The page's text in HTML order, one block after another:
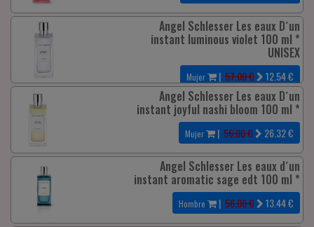
Angel Schlesser Les eaux D´un
instant luminous violet 100 ml *
UNISEX
Mujer | 57.00 € 12.54€
Angel Schlesser Les eaux D´un
instant joyful nashi bloom 100 ml *
Mujer | 56.00 € 26.32€
Angel Schlesser Les eaux d´un
instant aromatic sage edt 100 ml *
Hombre | 56.00 € 13.44€